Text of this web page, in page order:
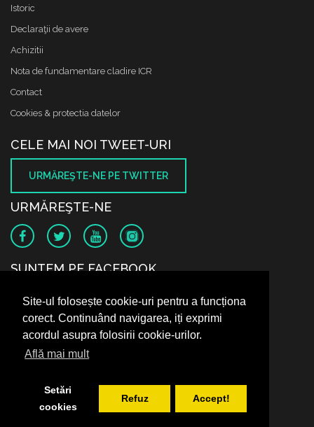
Site-ul folosește cookie-uri pentru a funcționa
corect. Continuând navigarea, iți exprimi
acordul asupra folosirii cookie-urilor.
Află mai mult
Setări
cookies
Refuz Accept!
Istoric
Declaraţii de avere
Achizitii
Nota de fundamentare cladire ICR
Contact
Cookies & protectia datelor
CELE MAI NOI TWEET-URI
URMĂREŞTE-NE PE TWITTER
URMĂREŞTE-NE
SUNTEM PE FACEBOOK